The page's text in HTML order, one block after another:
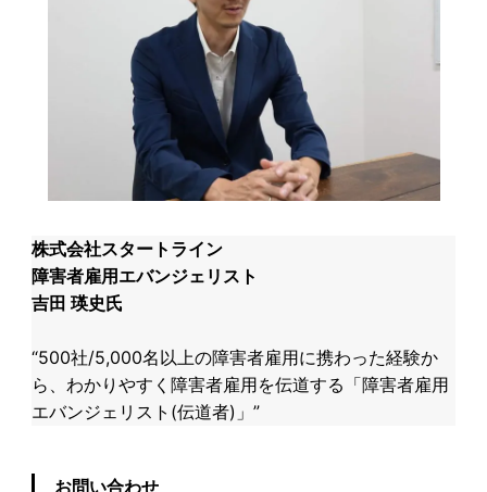
株式会社スタートライン
障害者雇用エバンジェリスト ​
吉田 瑛史氏
​“500社/5,000名以上の障害者雇用に携わった経験か
ら、わかりやすく障害者雇用を伝道する「障害者雇用
エバンジェリスト(伝道者)」”​
お問い合わせ